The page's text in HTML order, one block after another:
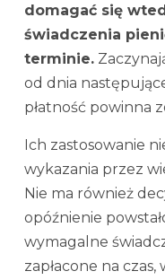
domagać się
świadczenia
terminie.
od dnia
płatność powinna
Ich zastosowanie
wykazania przez
Nie ma również
opóźnienie
wymagalne
zapłacone na